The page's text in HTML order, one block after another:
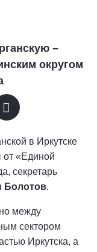
–
округом
в Иркутске
от «Единой
секретарь
Болотов.
между
сектором
Иркутска, а